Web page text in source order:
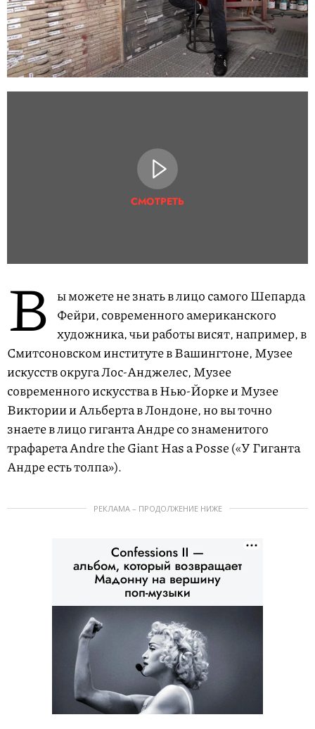
СМОТРЕТЬ
В ы можете не знать в лицо самого Шепарда
Фейри, современного американского
художника, чьи работы висят, например, в
Смитсоновском институте в Вашингтоне, Музее
искусств округа Лос-Анджелес, Музее
современного искусства в Нью-Йорке и Музее
Виктории и Альберта в Лондоне, но вы точно
знаете в лицо гиганта Андре со знаменитого
трафарета Andre the Giant Has a Posse («У Гиганта
Андре есть толпа»).
РЕКЛАМА – ПРОДОЛЖЕНИЕ НИЖЕ